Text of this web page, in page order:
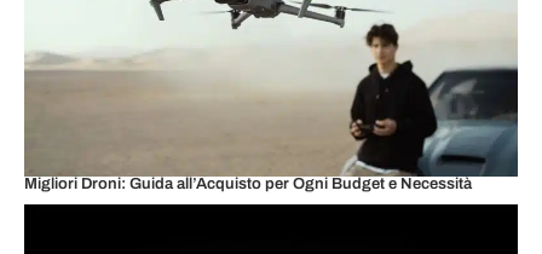
Migliori Droni: Guida all’Acquisto per Ogni Budget e Necessità